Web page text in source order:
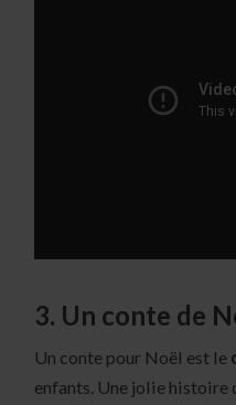
3. Un conte de
Un conte pour Noël est le
enfants. Une jolie histoire